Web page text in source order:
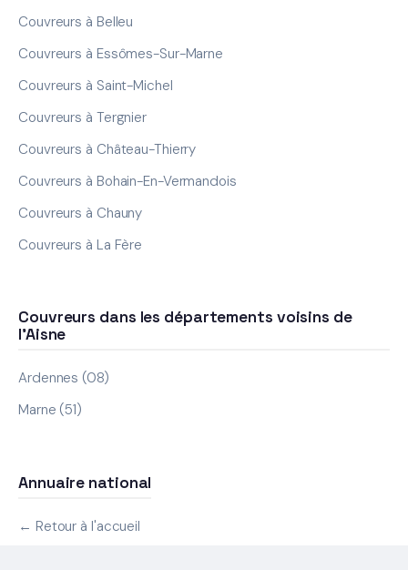
Couvreurs à Belleu
Couvreurs à Essômes-Sur-Marne
Couvreurs à Saint-Michel
Couvreurs à Tergnier
Couvreurs à Château-Thierry
Couvreurs à Bohain-En-Vermandois
Couvreurs à Chauny
Couvreurs à La Fère
Couvreurs dans les départements voisins de
l'Aisne
Ardennes (08)
Marne (51)
Annuaire national
← Retour à l'accueil